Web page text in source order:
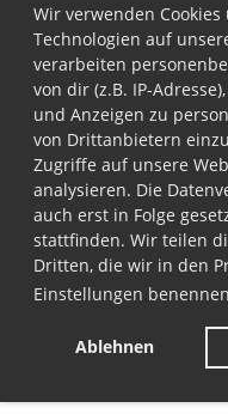
Wir verwenden
Technologien auf
verarbeiten
von dir (z.B. IP-
und Anzeigen zu
von Drittanbietern
Zugriffe auf unsere
analysieren. Die
auch erst in Folge
stattfinden. Wir teilen
Dritten, die wir in den
Einstellungen
Ablehnen